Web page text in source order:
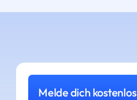
Melde dich kostenlos